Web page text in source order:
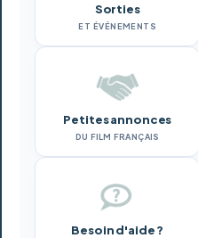
Sorties
ET ÉVÉNEMENTS
Petites annonces
DU FILM FRANÇAIS
Besoin d'aide ?